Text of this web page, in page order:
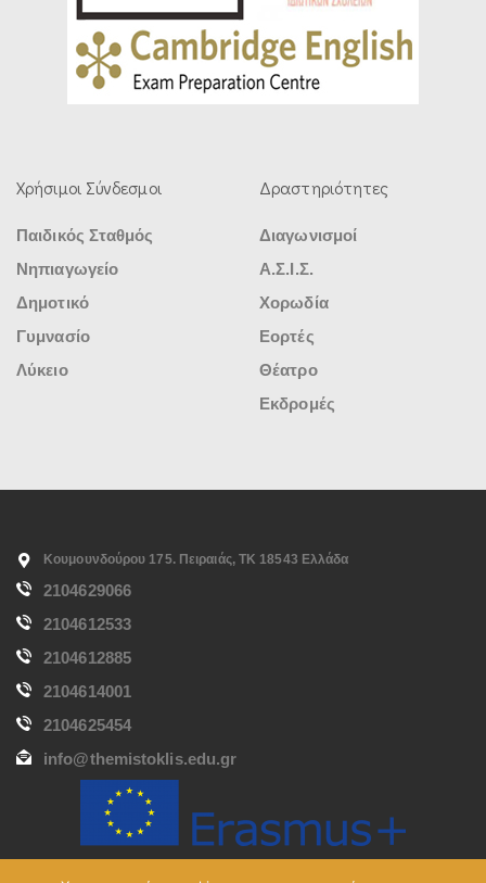
Χρήσιμοι Σύνδεσμοι
Παιδικός Σταθμός
Νηπιαγωγείο
Δημοτικό
Γυμνασίο
Λύκειο
Δραστηριότητες
Διαγωνισμοί
Α.Σ.Ι.Σ.
Χορωδία
Εορτές
Θέατρο
Εκδρομές
Κουμουνδούρου 175. Πειραιάς, ΤΚ 18543 Ελλάδα
2104629066
2104612533
2104612885
2104614001
2104625454
info@themistoklis.edu.gr